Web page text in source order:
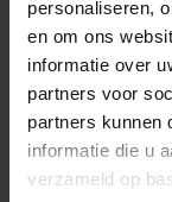
personaliseren,
en om ons
informatie over
partners voor
partners kunnen
informatie die u
verzameld op
Gekozen maat:
Levertijd: 1–2